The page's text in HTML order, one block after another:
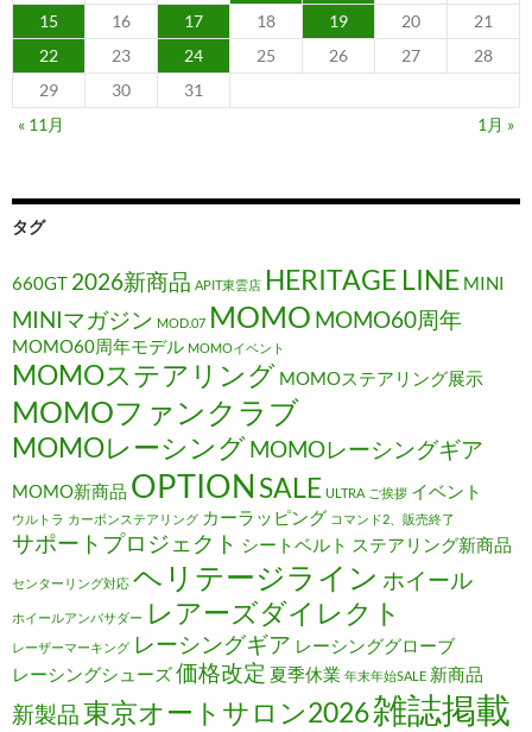
15
16 17 18 19 20
21
22
23 24 25 26 27
28
29
30
31
« 11月
1月 »
タグ
660GT 2026新商品 APIT東雲店 HERITAGE LINE MINI
MINIマガジン MOD.07 MOMO MOMO60周年
MOMO60周年モデル MOMOイベント
MOMOステアリング MOMOステアリング展示
MOMOファンクラブ
MOMOレーシングMOMOレーシングギア
MOMO新商品 OPTION SALE ULTRA ご挨拶 イベント
ウルトラ カーボンステアリング カーラッピング コマンド2、販売終了
サポートプロジェクト シートベルト ステアリング新商品
センターリング対応 ヘリテージライン ホイール
ホイールアンバサダー レアーズダイレクト
レーザーマーキング レーシングギア レーシンググローブ
レーシングシューズ価格改定 夏季休業 年末年始SALE 新商品
新製品 東京オートサロン2026雑誌掲載